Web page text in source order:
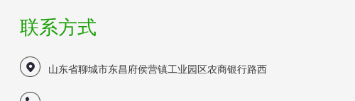
联系方式
山东省聊城市东昌府侯营镇工业园区农商银行路西